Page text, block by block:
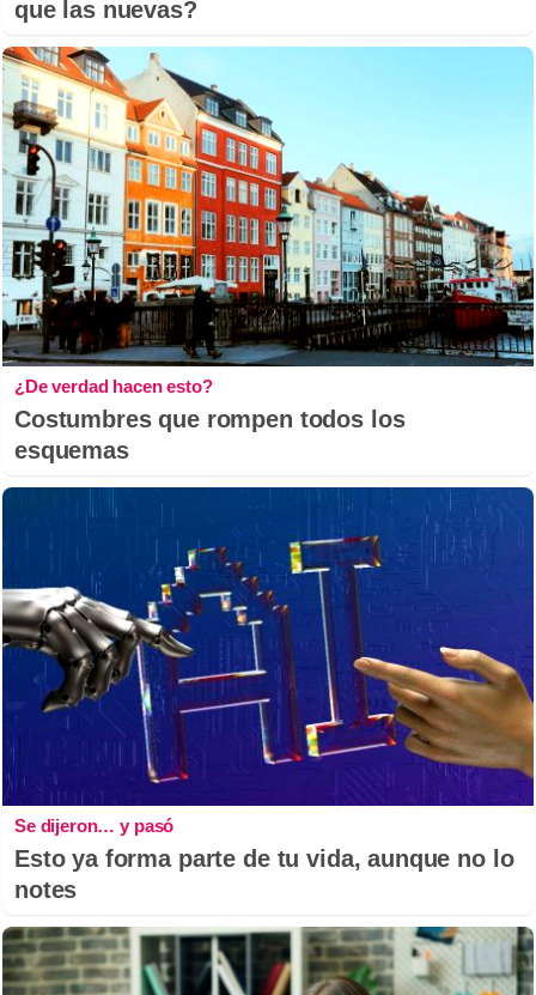
que las nuevas?
¿De verdad hacen esto?
Costumbres que rompen todos los
esquemas
Se dijeron… y pasó
Esto ya forma parte de tu vida, aunque no lo
notes